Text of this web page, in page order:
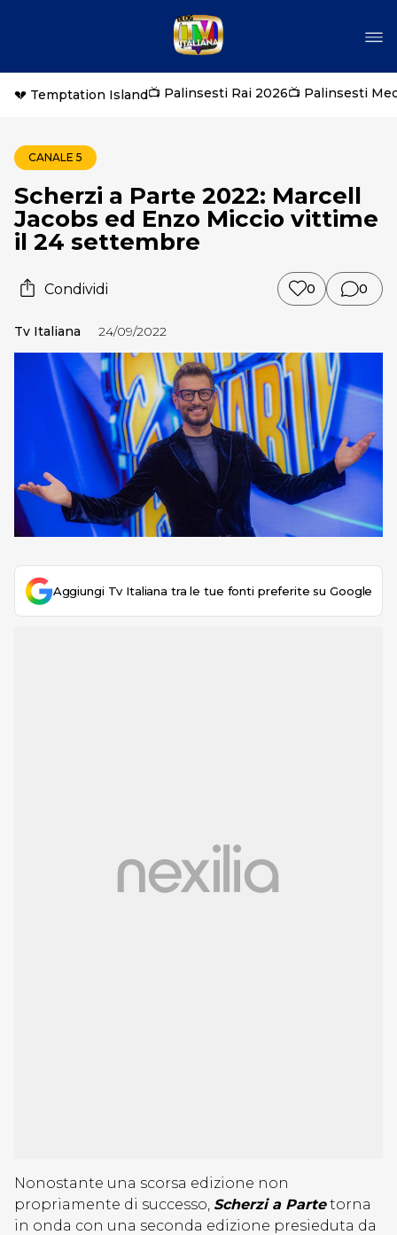
💔 Temptation Island📺 Palinsesti Rai 2026📺 Palinsesti
CANALE 5
Scherzi a Parte 2022: Marcell
Jacobs ed Enzo Miccio vittime
il 24 settembre
Condividi 0 0
Tv Italiana 24/09/2022
Aggiungi Tv Italiana tra le tue fonti preferite su Google
Nonostante una scorsa edizione non
propriamente di successo, Scherzi a Partetorna
in onda con una seconda edizione presieduta da